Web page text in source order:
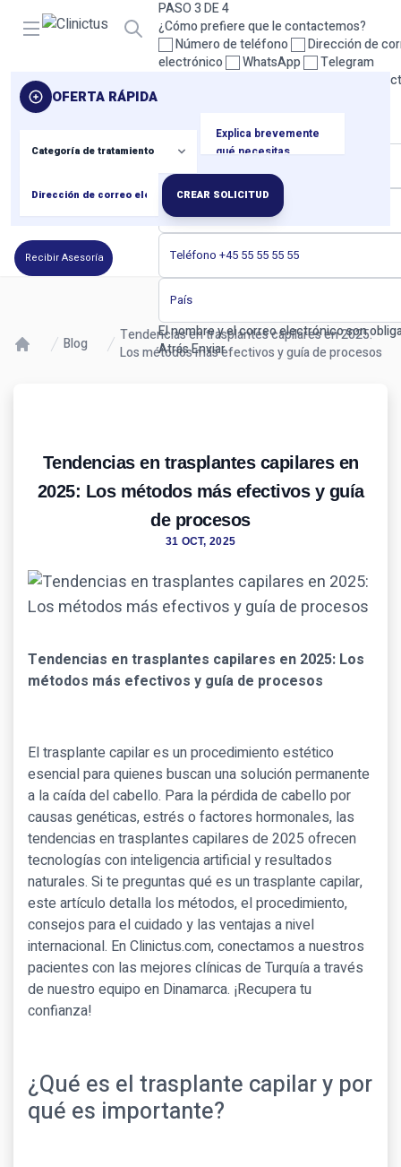
Open menu
PASO 3 DE 4
¿Cómo prefiere que le contactemos?
Número de teléfono
Dirección de
electrónico
WhatsApp
Telegram
Seleccione al menos un método de
Sus datos de contacto
El nombre y el correo electrónico son
AtrásEnviar
OFERTA RÁPIDA
CREAR SOLICITUD
Recibir Asesoría
Blog
Tendencias en trasplantes capilares en 2025:
Los métodos más efectivos y guía de procesos
Tendencias en trasplantes capilares en
2025: Los métodos más efectivos y guía
de procesos
31 OCT, 2025
Tendencias en trasplantes capilares en 2025: Los
métodos más efectivos y guía de procesos
El trasplante capilar es un procedimiento estético
esencial para quienes buscan una solución permanente
a la caída del cabello. Para la pérdida de cabello por
causas genéticas, estrés o factores hormonales, las
tendencias en trasplantes capilares de 2025 ofrecen
tecnologías con inteligencia artificial y resultados
naturales. Si te preguntas qué es un trasplante capilar,
este artículo detalla los métodos, el procedimiento,
consejos para el cuidado y las ventajas a nivel
internacional. En Clinictus.com, conectamos a nuestros
pacientes con las mejores clínicas de Turquía a través
de nuestro equipo en Dinamarca. ¡Recupera tu
confianza!
¿Qué es el trasplante capilar y por
qué es importante?